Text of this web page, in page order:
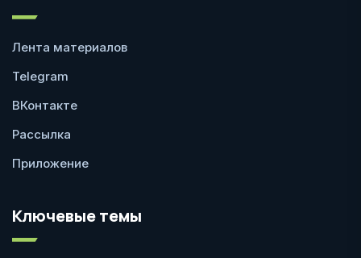
Лента материалов
Telegram
ВКонтакте
Рассылка
Приложение
Ключевые темы